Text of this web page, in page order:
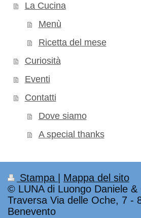
La Cucina
Menù
Ricetta del mese
Curiosità
Eventi
Contatti
Dove siamo
A special thanks
Stampa
Mappa del sito
© LUNA di Luongo Daniele
Traversa Via delle Oche, 7 -
Benevento